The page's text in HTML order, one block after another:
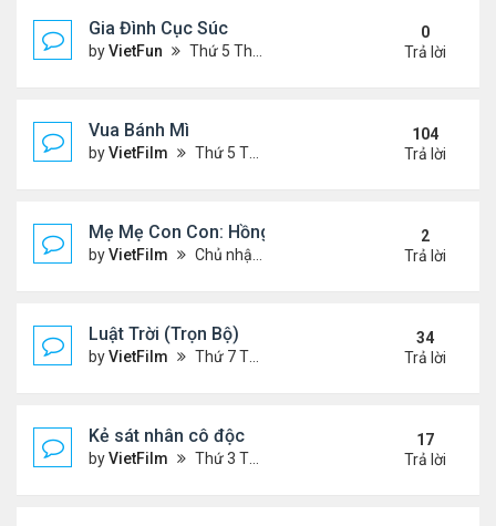
Gia Đình Cục Súc
byVietFun Thứ 5 Tháng 1 19, 2023 4:42 pm
0
Trả lời
Vua Bánh Mì
byVietFilm Thứ 5 Tháng 10 15, 2020 1:26 pm
104
Trả lời
Mẹ Mẹ Con Con: Hồng Vân, Đại Nghĩa
byVietFilm Chủ nhật Tháng 12 20, 2020 8:06 pm
2
Trả lời
Luật Trời (Trọn Bộ)
byVietFilm Thứ 7 Tháng 10 17, 2020 9:19 pm
34
Trả lời
Kẻ sát nhân cô độc
byVietFilm Thứ 3 Tháng 11 10, 2020 9:58 am
17
Trả lời